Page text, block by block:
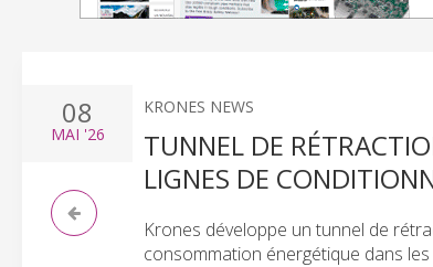
08
MAI '26
KRONES NEWS
TUNNEL DE
LIGNES DE
Krones développe un tunnel de
consommation énergétique dans